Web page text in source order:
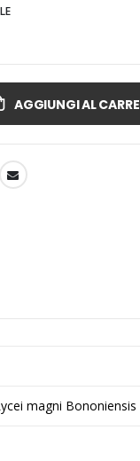
AGGIUNGI AL
magni Bononiensis